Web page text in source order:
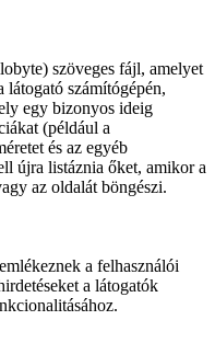
szöveges fájl, amelyet
látogató számítógépén,
egy bizonyos ideig
(például a
és az egyéb
újra listáznia őket, amikor a
az oldalát böngészi.
a felhasználói
a látogatók